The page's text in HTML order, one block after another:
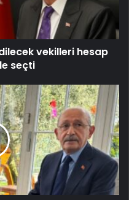
vekilleri hesap
seçti